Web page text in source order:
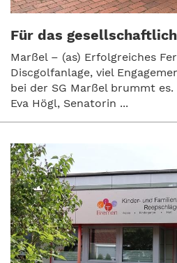
Für das
Marßel – (as) Erfolgreiches
Discgolfanlage, viel
bei der SG Marßel brummt
Eva Högl, Senatorin ...